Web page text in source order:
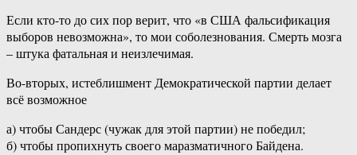
Если кто-то до сих пор верит, что «в США фальсификация
выборов невозможна», то мои соболезнования. Смерть мозга
– штука фатальная и неизлечимая.
Во-вторых, истеблишмент Демократической партии делает
всё возможное
а) чтобы Сандерс (чужак для этой партии) не победил;
б) чтобы пропихнуть своего маразматичного Байдена.